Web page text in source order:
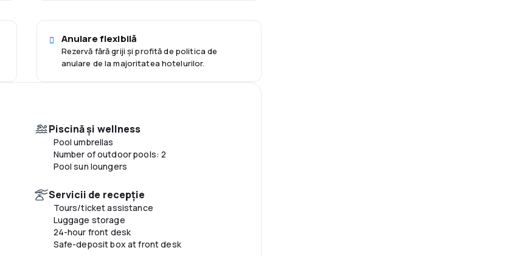
Anulare flexibilă
Rezervă fără griji și profită de politica de
anulare de la majoritatea hotelurilor.
Piscină și wellness
Pool umbrellas
Number of outdoor pools: 2
Pool sun loungers
Servicii de recepție
Tours/ticket assistance
Luggage storage
24-hour front desk
Safe-deposit box at front desk